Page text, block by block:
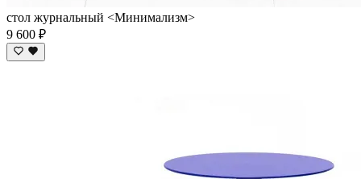
стол журнальный <Минимализм>
9 600 ₽